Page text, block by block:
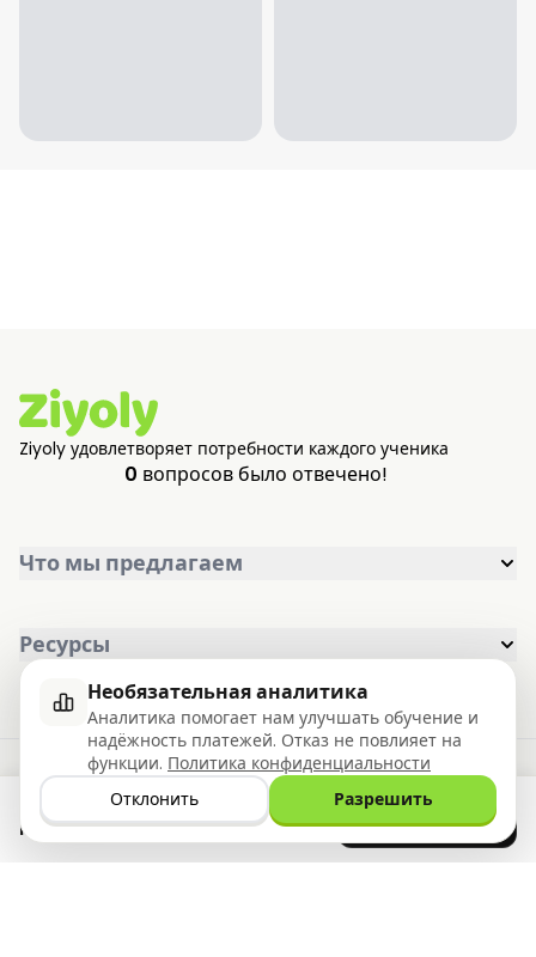
Ziyoly удовлетворяет потребности каждого ученика
0 вопросов было отвечено!
Что мы предлагаем
Ресурсы
Политика конфиденциальностиУсловия использования
Скачайте
приложение
прямо сейчас
GET IT ON
Google Play
Необязательная аналитика
Аналитика помогает нам улучшать обучение и
надёжность платежей. Отказ не повлияет на
функции. Политика конфиденциальности
Отклонить
Разрешить